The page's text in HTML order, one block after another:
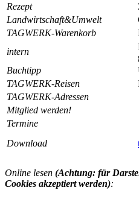
Rezept
Landwirtschaft&Umwelt
TAGWERK-Warenkorb
intern
Buchtipp
TAGWERK-Reisen
TAGWERK-Adressen
Mitglied werden!
Termine
Download
Online lesen (Achtung: für
Cookies akzeptiert werden):